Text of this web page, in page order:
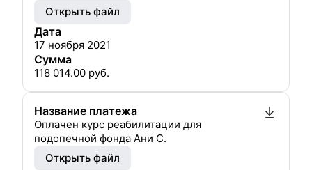
Открыть файл
Дата
17 ноября 2021
Сумма
118 014.00 руб.
Название платежа
Оплачен курс реабилитации для
подопечной фонда Ани С.
Открыть файл